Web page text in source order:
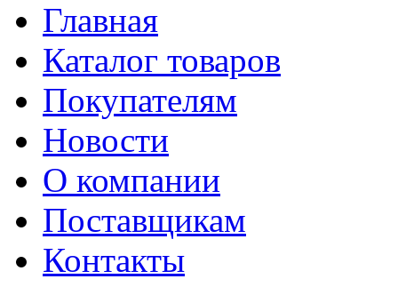
Главная
Каталог товаров
Покупателям
Новости
О компании
Поставщикам
Контакты